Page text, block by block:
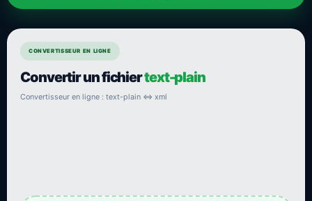
CONVERTISSEUR EN LIGNE
Convertir un fichiertext-plain
Convertisseur en ligne : text-plain ⇔ xml